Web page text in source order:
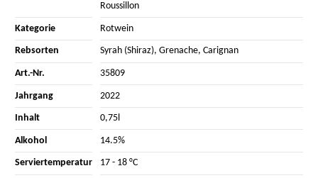
Roussillon
Kategorie Rotwein
Rebsorten Syrah (Shiraz), Grenache, Carignan
Art.-Nr. 35809
Jahrgang 2022
Inhalt 0,75l
Alkohol 14.5%
Serviertemperatur 17 - 18 °C